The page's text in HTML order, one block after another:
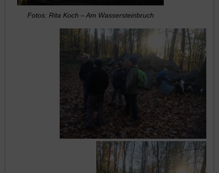
Fotos: Rita Koch – Am Wassersteinbruch